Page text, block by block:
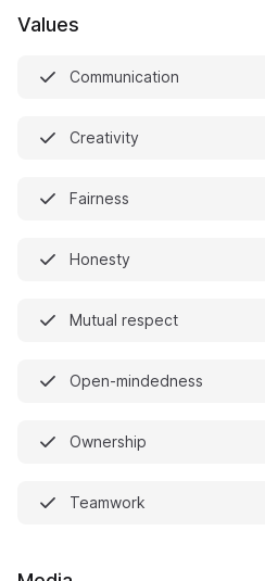
Values
Communication
Creativity
Fairness
Honesty
Mutual respect
Open-mindedness
Ownership
Teamwork